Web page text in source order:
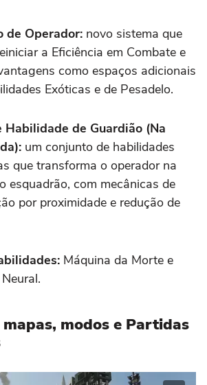
de Operador: novo sistema que
a Eficiência em Combate e
como espaços adicionais
Exóticas e de Pesadelo.
Habilidade de Guardião (Na
um conjunto de habilidades
que transforma o operador na
esquadrão, com mecânicas de
por proximidade e redução de
Máquina da Morte e
modos e Partidas